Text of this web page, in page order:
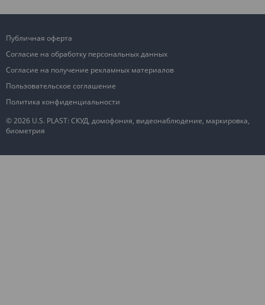
© 2026 U.S. PLAST: СКУД, домофония, видеонаблюдение, маркировка,
биометрия
Публичная оферта
Согласие на обработку персональных данных
Согласие на получение рекламных материалов
Пользовательское соглашение
Политика конфиденциальности